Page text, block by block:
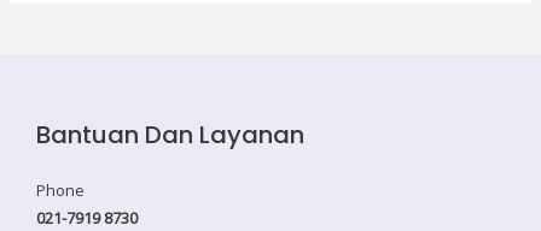
Bantuan Dan Layanan
Phone
021-7919 8730